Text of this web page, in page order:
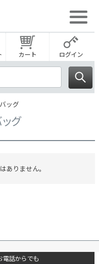
カート ログイン
ッグ
グ
ありません。
電話からでも